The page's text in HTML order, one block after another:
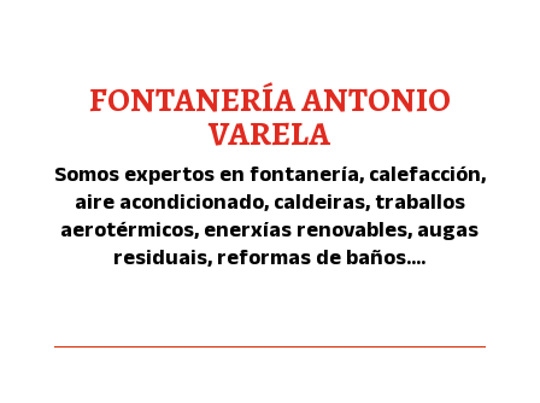
FONTANERÍA ANTONIO
VARELA
Somos expertos en fontanería, calefacción,
aire acondicionado, caldeiras, traballos
aerotérmicos, enerxías renovables, augas
residuais, reformas de baños....